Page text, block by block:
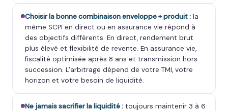
Choisir la bonne combinaison enveloppe + produit : la
même SCPI en direct ou en assurance vie répond à
des objectifs différents. En direct, rendement brut
plus élevé et flexibilité de revente. En assurance vie,
fiscalité optimisée après 8 ans et transmission hors
succession. L'arbitrage dépend de votre TMI, votre
horizon et votre besoin de liquidité.
Ne jamais sacrifier la liquidité : toujours maintenir 3 à 6